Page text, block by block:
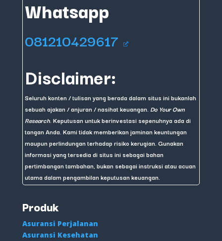
Whatsapp
081210429617
Disclaimer:
Seluruh konten / tulisan yang berada dalam situs ini bukanlah
sebuah ajakan / anjuran / nasihat keuangan. Do Your Own
Research . Keputusan untuk berinvestasi sepenuhnya ada di
tangan Anda. Kami tidak memberikan jaminan keuntungan
maupun perlindungan terhadap risiko kerugian. Gunakan
informasi yang tersedia di situs ini sebagai bahan
pertimbangan tambahan, bukan sebagai instruksi atau acuan
utama dalam pengambilan keputusan keuangan.
Produk
Asuransi Perjalanan
Asuransi Kesehatan